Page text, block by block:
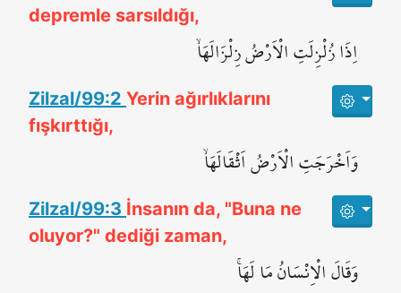
depremle sarsıldığı,
اِذَا زُلْزِلَتِ الْاَرْضُ زِلْزَالَهَاۙ
Zilzal/99:2 Yerin ağırlıklarını
fışkırttığı,
وَاَخْرَجَتِ الْاَرْضُ اَثْقَالَهَاۙ
Zilzal/99:3 İnsanın da, "Buna ne
oluyor?" dediği zaman,
وَقَالَ الْاِنْسَانُ مَا لَهَاۚ